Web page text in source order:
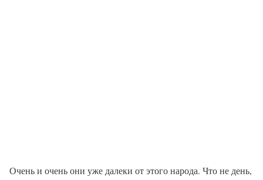
Очень и очень они уже далеки от этого народа. Что не день,